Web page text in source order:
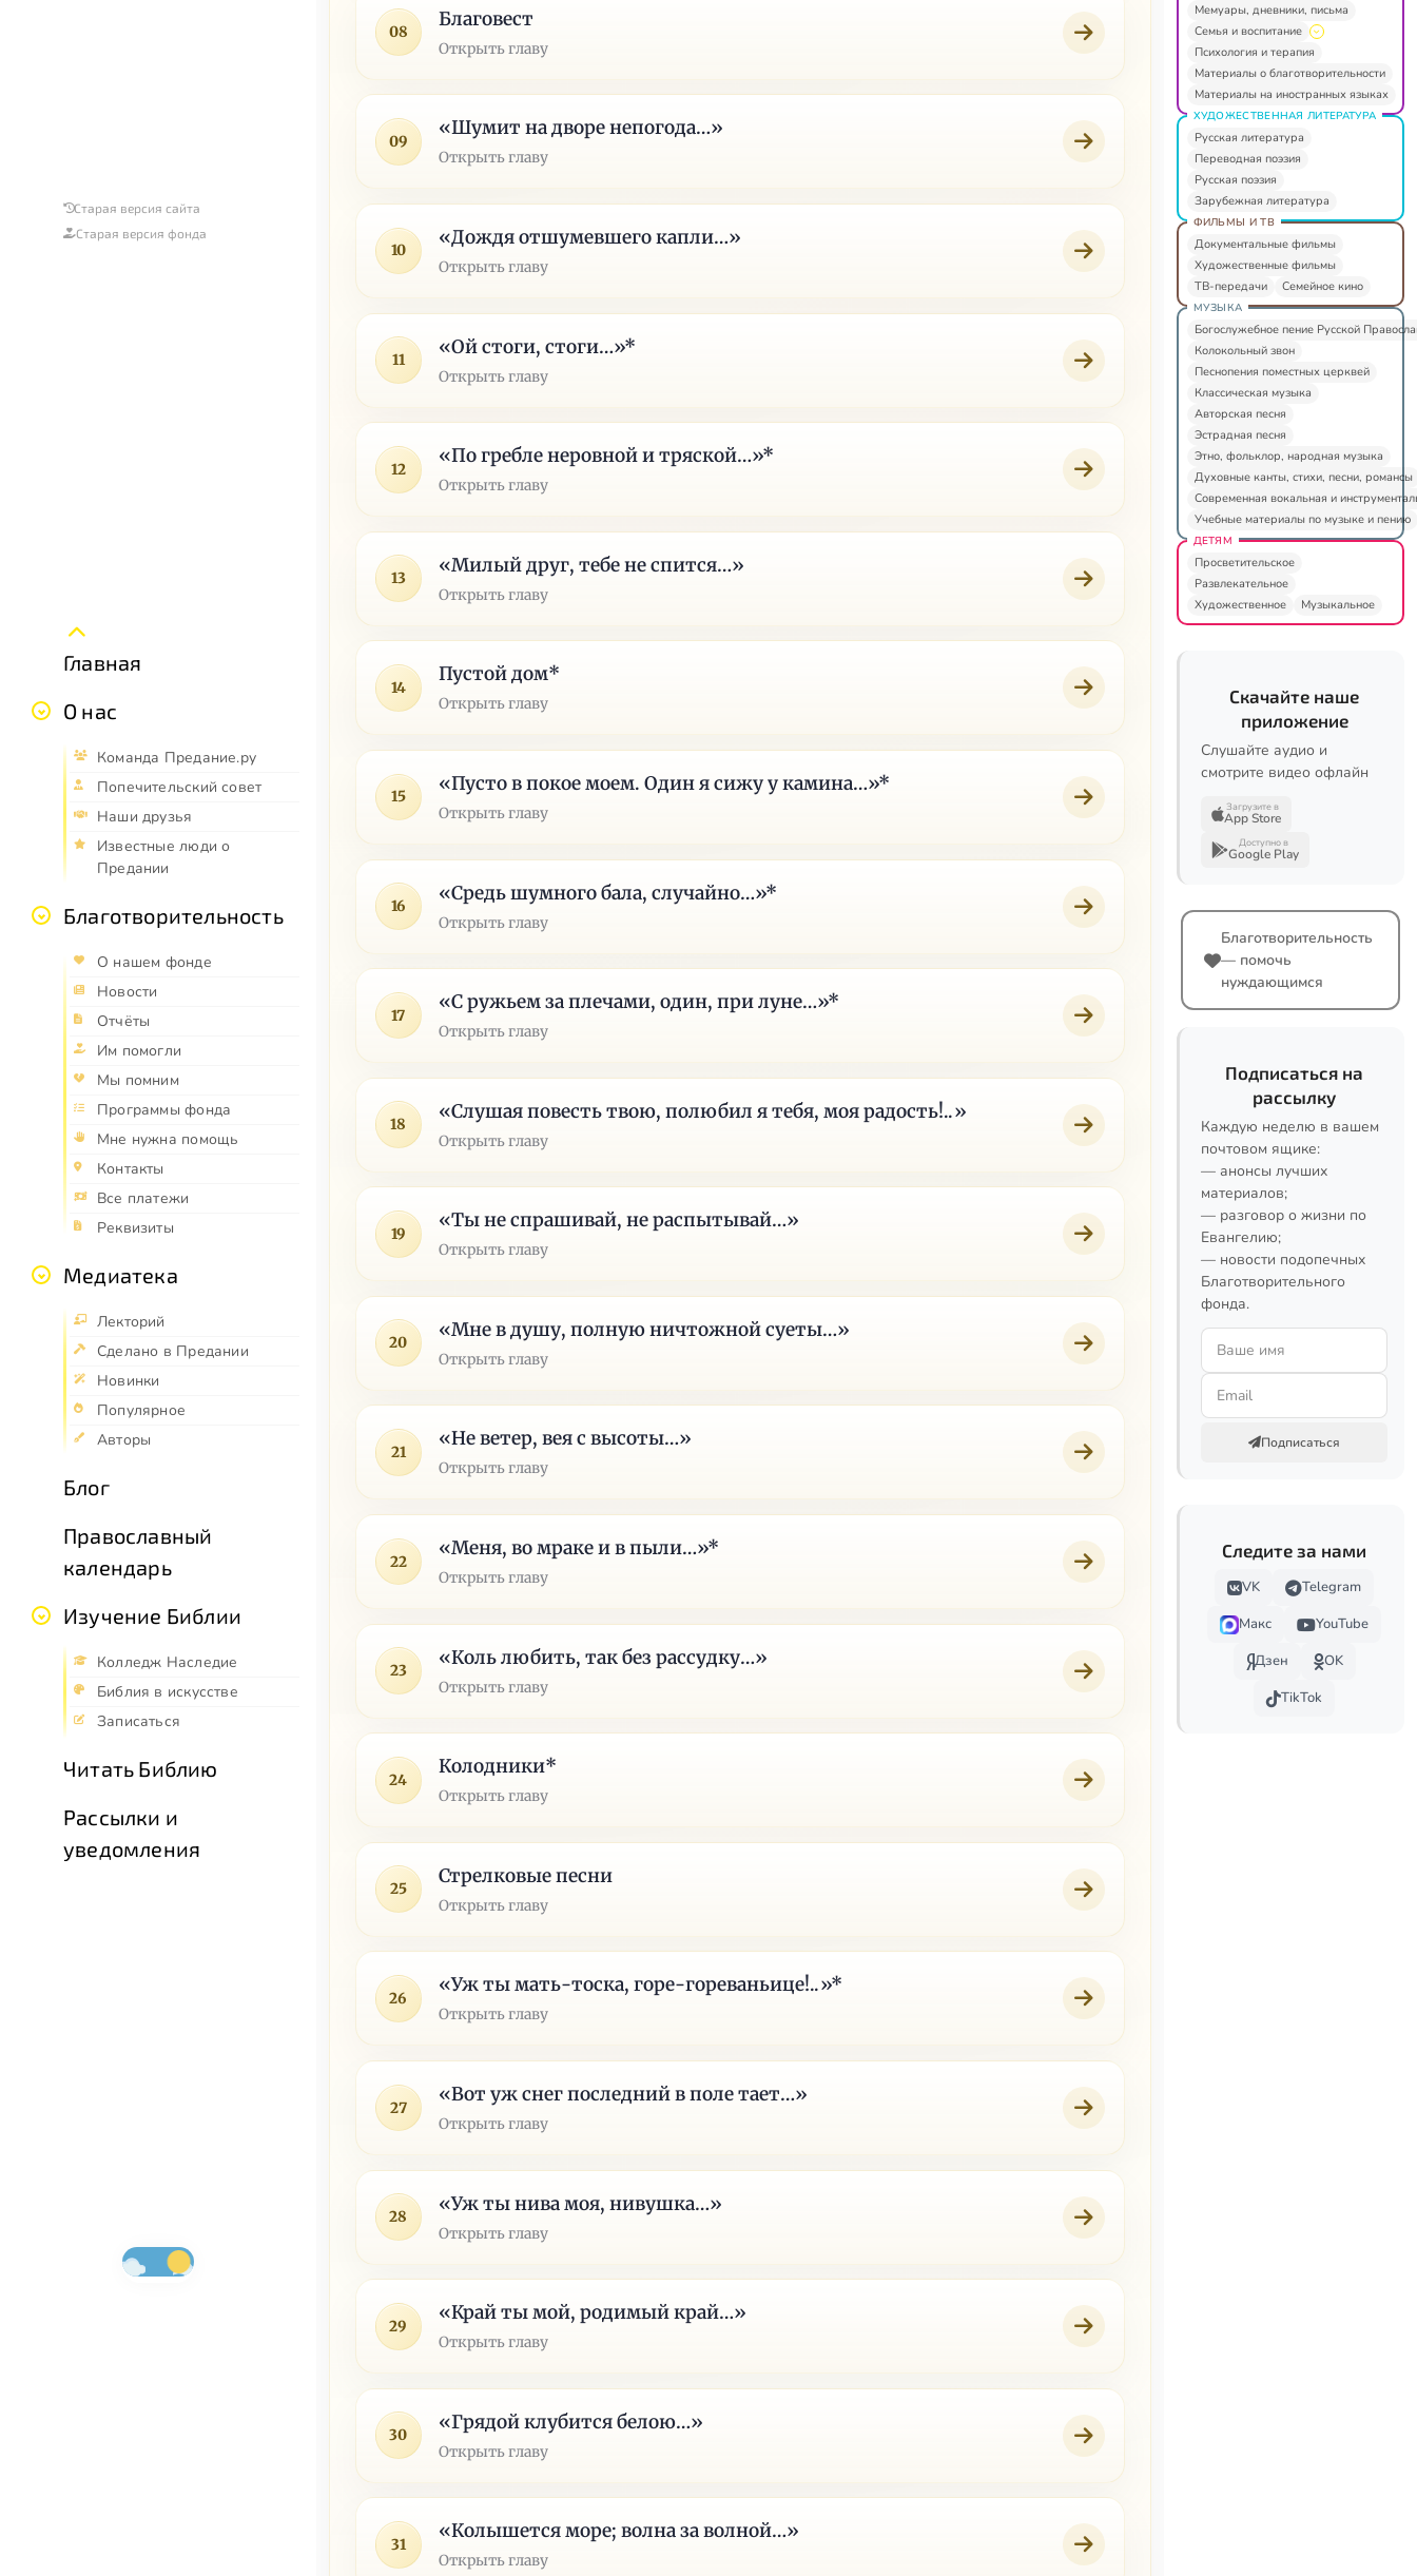
Старая версия сайта
Старая версия фонда
Главная
О нас
Команда Предание.ру
Попечительский совет
Наши друзья
Известные люди о
Предании
Благотворительность
О нашем фонде
Новости
Отчёты
Им помогли
Мы помним
Программы фонда
Мне нужна помощь
Контакты
Все платежи
Реквизиты
Медиатека
Лекторий
Сделано в Предании
Новинки
Популярное
Авторы
Блог
Православный
календарь
Изучение Библии
Колледж Наследие
Библия в искусстве
Записаться
Читать Библию
Рассылки и
уведомления
08
Благовест
Открыть главу
09
«Шумит на дворе непогода…»
Открыть главу
10
«Дождя отшумевшего капли…»
Открыть главу
11
«Ой стоги, стоги…»*
Открыть главу
12
«По гребле неровной и тряской…»*
Открыть главу
13
«Милый друг, тебе не спится…»
Открыть главу
14
Пустой дом*
Открыть главу
15
«Пусто в покое моем. Один я сижу у камина…»*
Открыть главу
16
«Средь шумного бала, случайно…»*
Открыть главу
17
«С ружьем за плечами, один, при луне…»*
Открыть главу
18
«Слушая повесть твою, полюбил я тебя, моя радость!..»
Открыть главу
19
«Ты не спрашивай, не распытывай…»
Открыть главу
20
«Мне в душу, полную ничтожной суеты…»
Открыть главу
21
«Не ветер, вея с высоты…»
Открыть главу
22
«Меня, во мраке и в пыли…»*
Открыть главу
23
«Коль любить, так без рассудку…»
Открыть главу
24
Колодники*
Открыть главу
25
Стрелковые песни
Открыть главу
26
«Уж ты мать-тоска, горе-гореваньице!..»*
Открыть главу
27
«Вот уж снег последний в поле тает…»
Открыть главу
28
«Уж ты нива моя, нивушка…»
Открыть главу
29
«Край ты мой, родимый край…»
Открыть главу
30
«Грядой клубится белою…»
Открыть главу
31
«Колышется море; волна за волной…»
Открыть главу
Мемуары, дневники, письма
Семья и воспитание
Психология и терапия
Материалы о благотворительности
Материалы на иностранных языках
ХУДОЖЕСТВЕННАЯ ЛИТЕРАТУРА
Русская литература
Переводная поэзия
Русская поэзия
Зарубежная литература
ФИЛЬМЫ И ТВ
Документальные фильмы
Художественные фильмы
ТВ-передачи
Семейное кино
МУЗЫКА
Богослужебное пение Русской
Колокольный звон
Песнопения поместных церквей
Классическая музыка
Авторская песня
Эстрадная песня
Этно, фольклор, народная музыка
Духовные канты, стихи, песни, романсы
Современная вокальная и
Учебные материалы по музыке и пению
ДЕТЯМ
Просветительское
Развлекательное
Художественное
Музыкальное
Скачайте наше
приложение
Слушайте аудио и
смотрите видео офлайн
Загрузите в
App Store
Доступно в
Google Play
Благотворительность
— помочь
нуждающимся
Подписаться на
рассылку
Каждую неделю в вашем
почтовом ящике:
— анонсы лучших
материалов;
— разговор о жизни по
Евангелию;
— новости подопечных
Благотворительного
фонда.
Подписаться
Следите за нами
VK
Telegram
Макс
YouTube
Дзен
OK
TikTok